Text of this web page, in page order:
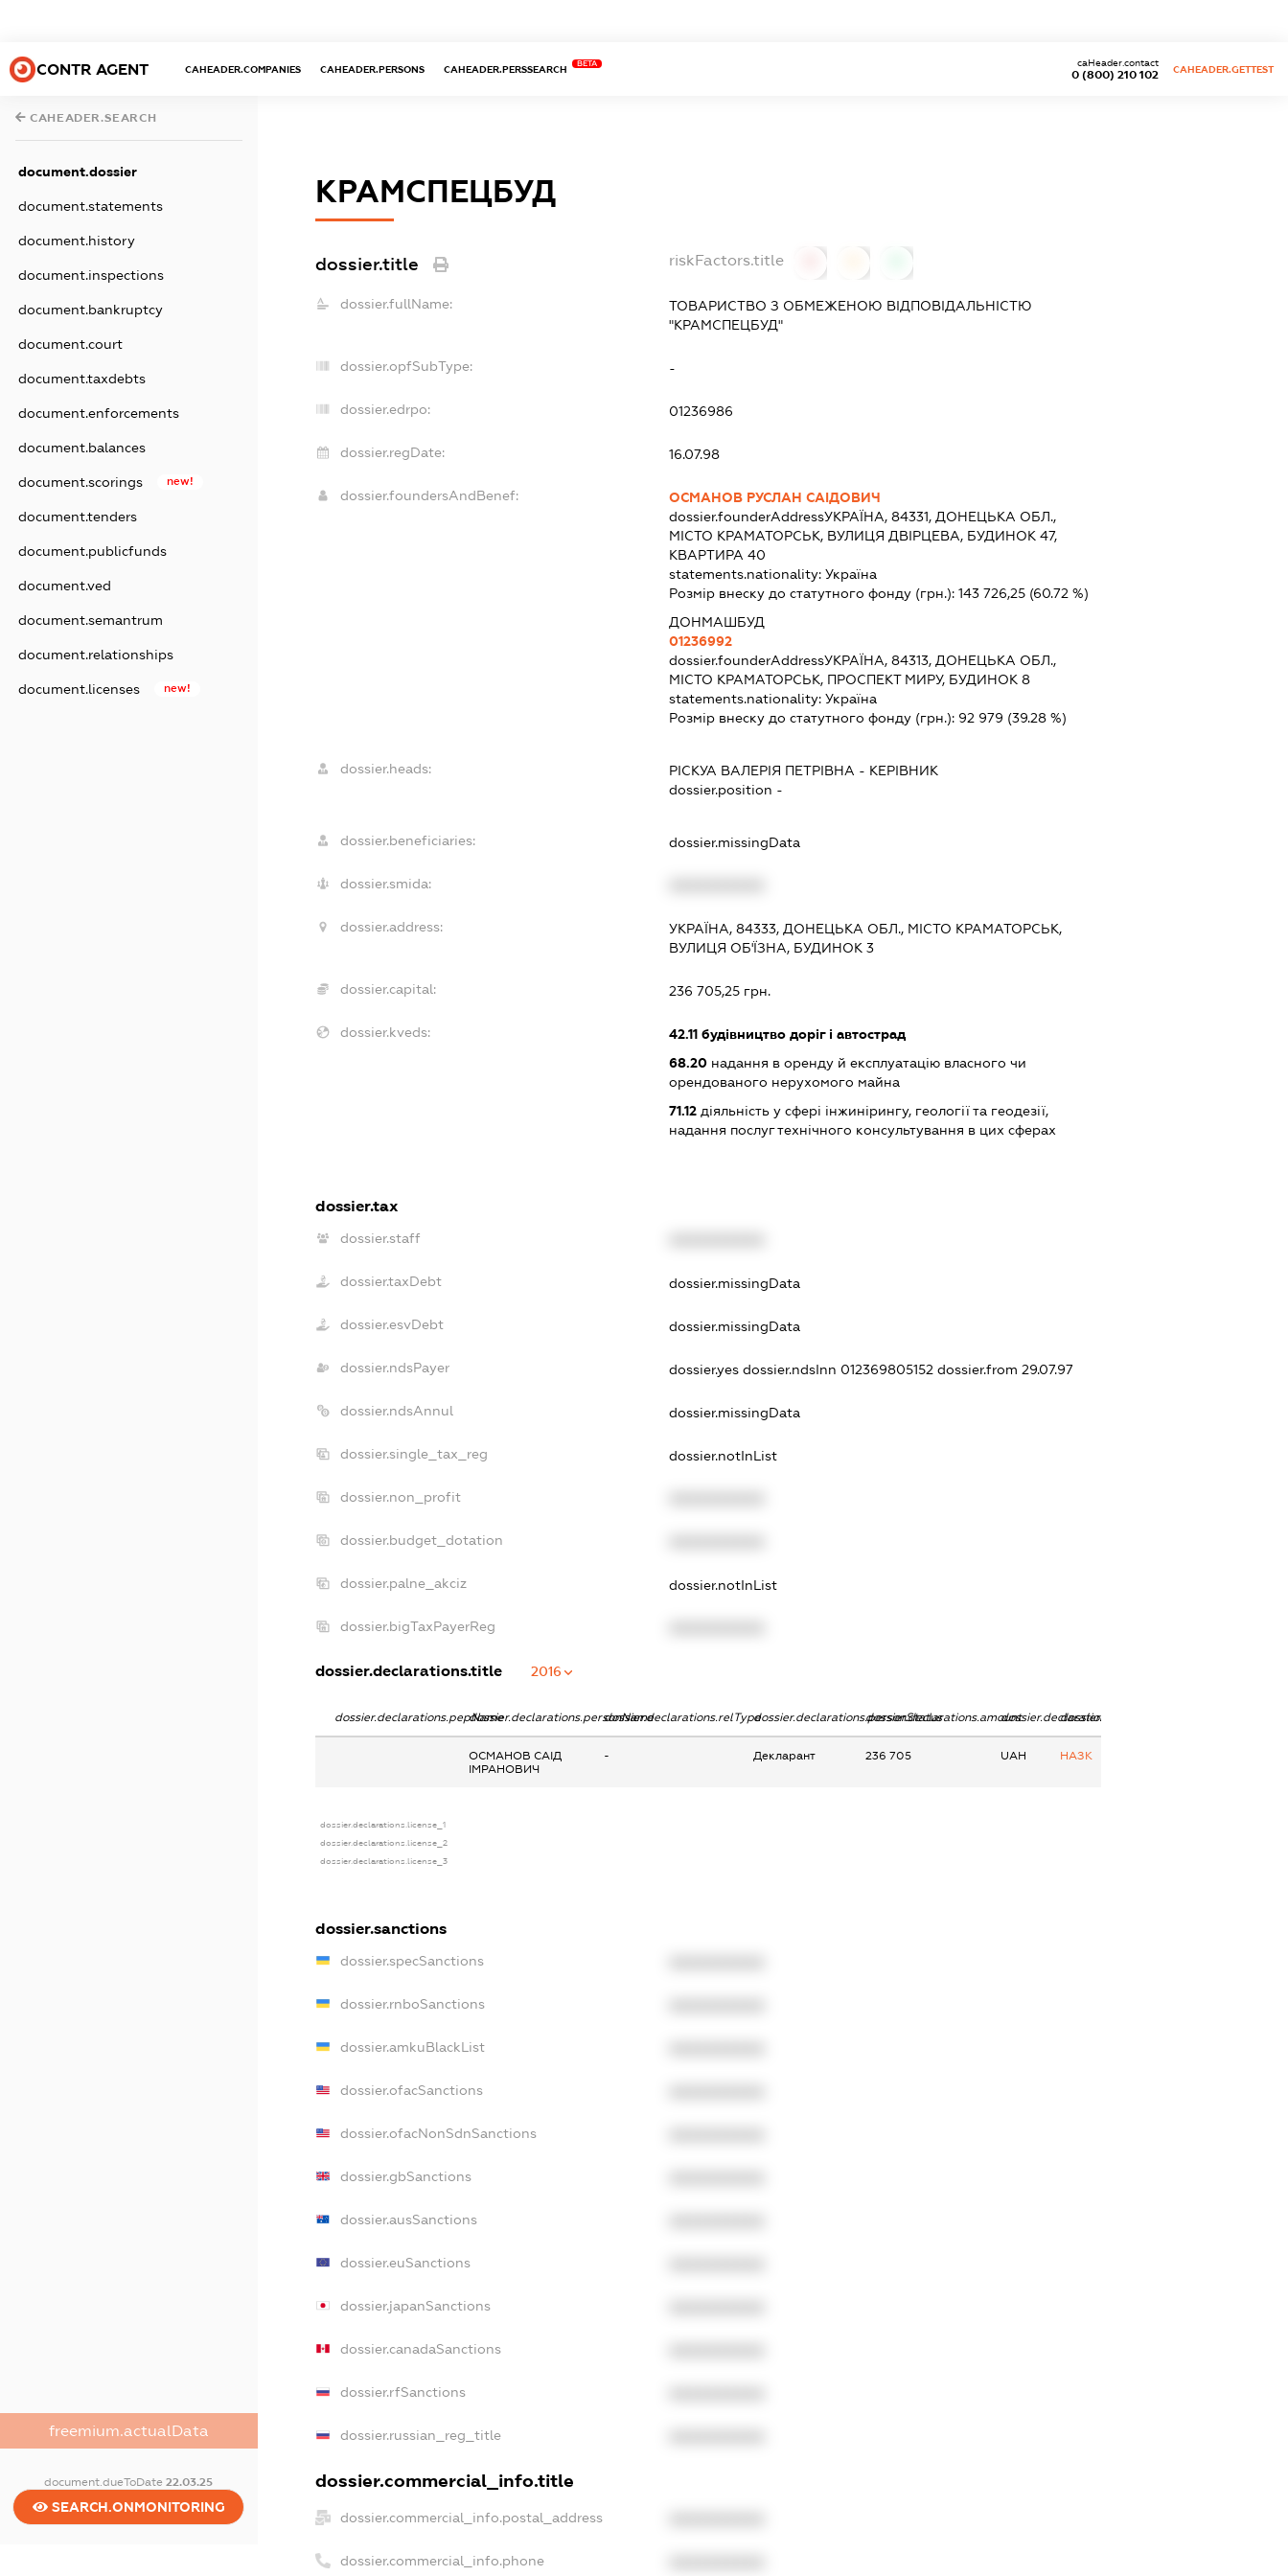
CONTR AGENT CAHEADER.COMPANIES CAHEADER.PERSONS CAHEADER.PERSSEARCH
BETA
0 (800) 210 102
caHeader.contact
CAHEADER.GETTEST
CAHEADER.SEARCH
document.dossier
document.statements
document.history
document.inspections
document.bankruptcy
document.court
document.taxdebts
document.enforcements
document.balances
document.scorings new!
document.tenders
document.publicfunds
document.ved
document.semantrum
document.relationships
document.licenses new!
freemium.actualData
document.dueToDate22.03.25
SEARCH.ONMONITORING
КРАМСПЕЦБУД
dossier.title riskFactors.title
dossier.fullName:
ТОВАРИСТВО З ОБМЕЖЕНОЮ ВІДПОВІДАЛЬНІСТЮ
"КРАМСПЕЦБУД"
dossier.opfSubType: -
dossier.edrpo: 01236986
dossier.regDate: 16.07.98
dossier.foundersAndBenef:
ОСМАНОВ РУСЛАН САІДОВИЧ
dossier.founderAddressУКРАЇНА, 84331, ДОНЕЦЬКА ОБЛ.,
МІСТО КРАМАТОРСЬК, ВУЛИЦЯ ДВІРЦЕВА, БУДИНОК 47,
КВАРТИРА 40
statements.nationality:Україна
Розмір внеску до статутного фонду (грн.):143 726,25 (60.72 %)
ДОНМАШБУД
01236992
dossier.founderAddressУКРАЇНА, 84313, ДОНЕЦЬКА ОБЛ.,
МІСТО КРАМАТОРСЬК, ПРОСПЕКТ МИРУ, БУДИНОК 8
statements.nationality:Україна
Розмір внеску до статутного фонду (грн.): 92 979 (39.28 %)
dossier.heads: РІСКУА ВАЛЕРІЯ ПЕТРІВНА - КЕРІВНИК
dossier.position -
dossier.beneficiaries: dossier.missingData
dossier.smida:
dossier.address:
УКРАЇНА, 84333, ДОНЕЦЬКА ОБЛ., МІСТО КРАМАТОРСЬК,
ВУЛИЦЯ ОБ'ЇЗНА, БУДИНОК 3
dossier.capital: 236 705,25 грн.
dossier.kveds: 42.11 будівництво доріг і автострад
68.20 надання в оренду й експлуатацію власного чи
орендованого нерухомого майна
71.12 діяльність у сфері інжинірингу, геології та геодезії,
надання послуг технічного консультування в цих сферах
dossier.tax
dossier.staff
dossier.taxDebt dossier.missingData
dossier.esvDebt dossier.missingData
dossier.ndsPayer dossier.yesdossier.ndsInn 012369805152dossier.from 29.07.97
dossier.ndsAnnul dossier.missingData
dossier.single_tax_reg dossier.notInList
dossier.non_profit
dossier.budget_dotation
dossier.palne_akciz dossier.notInList
dossier.bigTaxPayerReg
dossier.declarations.title 2016
dossier.declarations.pepNamedossier.declarations.personNamedossier.declarations.relTypedossier.declarations.personStatusdossier.declarations.amountdossier.declarations.currency
dossier.declarations.source
ОСМАНОВ САІД
ІМРАНОВИЧ
- Декларант 236 705 UAH НАЗК
dossier.declarations.license_1
dossier.declarations.license_2
dossier.declarations.license_3
dossier.sanctions
dossier.specSanctions
dossier.rnboSanctions
dossier.amkuBlackList
dossier.ofacSanctions
dossier.ofacNonSdnSanctions
dossier.gbSanctions
dossier.ausSanctions
dossier.euSanctions
dossier.japanSanctions
dossier.canadaSanctions
dossier.rfSanctions
dossier.russian_reg_title
dossier.commercial_info.title
dossier.commercial_info.postal_address
dossier.commercial_info.phone